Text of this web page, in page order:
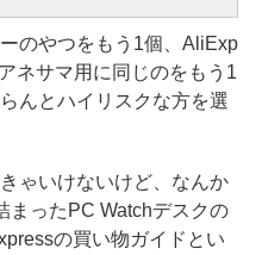
のやつをもう1個、AliExp
ネサマ用に同じのをもう1
んとハイリスクな方を選
ゃいけないけど、なんか
まったPC Watchデスクの
の買い物ガイドとい